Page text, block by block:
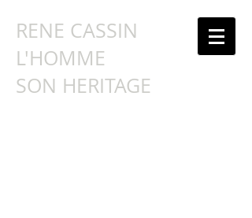
RENE CASSIN
L'HOMME
SON HERITAGE